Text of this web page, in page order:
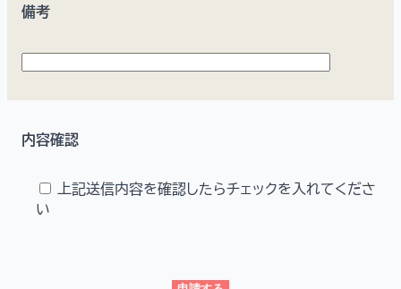
備考
内容確認
上記送信内容を確認したらチェックを入れてくださ
い